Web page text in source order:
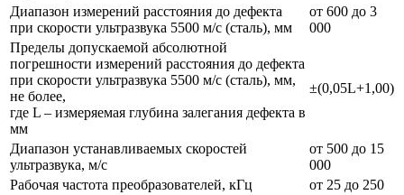
Диапазон измерений расстояния до дефекта
при скорости ультразвука 5500 м/с (сталь), мм
от 600 до 3
000
Пределы допускаемой абсолютной
погрешности измерений расстояния до дефекта
при скорости ультразвука 5500 м/с (сталь), мм,
не более,
где L – измеряемая глубина залегания дефекта в
мм
±(0,05L+1,00)
Диапазон устанавливаемых скоростей
ультразвука, м/с
от 500 до 15
000
Рабочая частота преобразователей, кГц
от 25 до 250